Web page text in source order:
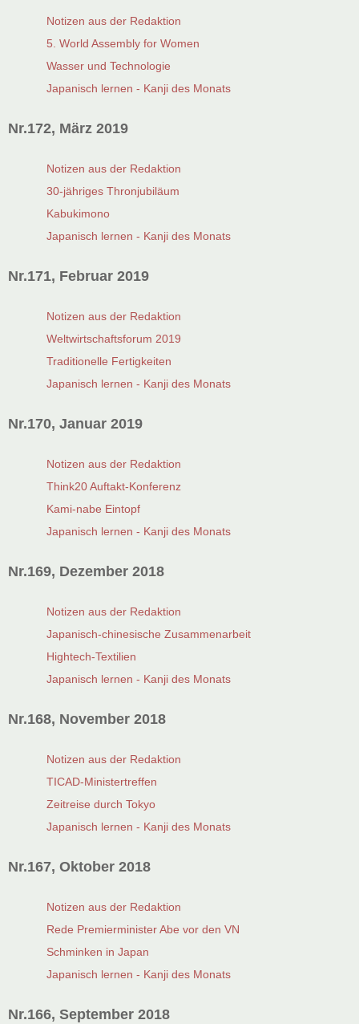
Notizen aus der Redaktion
5. World Assembly for Women
Wasser und Technologie
Japanisch lernen - Kanji des Monats
Nr.172, März 2019
Notizen aus der Redaktion
30-jähriges Thronjubiläum
Kabukimono
Japanisch lernen - Kanji des Monats
Nr.171, Februar 2019
Notizen aus der Redaktion
Weltwirtschaftsforum 2019
Traditionelle Fertigkeiten
Japanisch lernen - Kanji des Monats
Nr.170, Januar 2019
Notizen aus der Redaktion
Think20 Auftakt-Konferenz
Kami-nabe Eintopf
Japanisch lernen - Kanji des Monats
Nr.169, Dezember 2018
Notizen aus der Redaktion
Japanisch-chinesische Zusammenarbeit
Hightech-Textilien
Japanisch lernen - Kanji des Monats
Nr.168, November 2018
Notizen aus der Redaktion
TICAD-Ministertreffen
Zeitreise durch Tokyo
Japanisch lernen - Kanji des Monats
Nr.167, Oktober 2018
Notizen aus der Redaktion
Rede Premierminister Abe vor den VN
Schminken in Japan
Japanisch lernen - Kanji des Monats
Nr.166, September 2018